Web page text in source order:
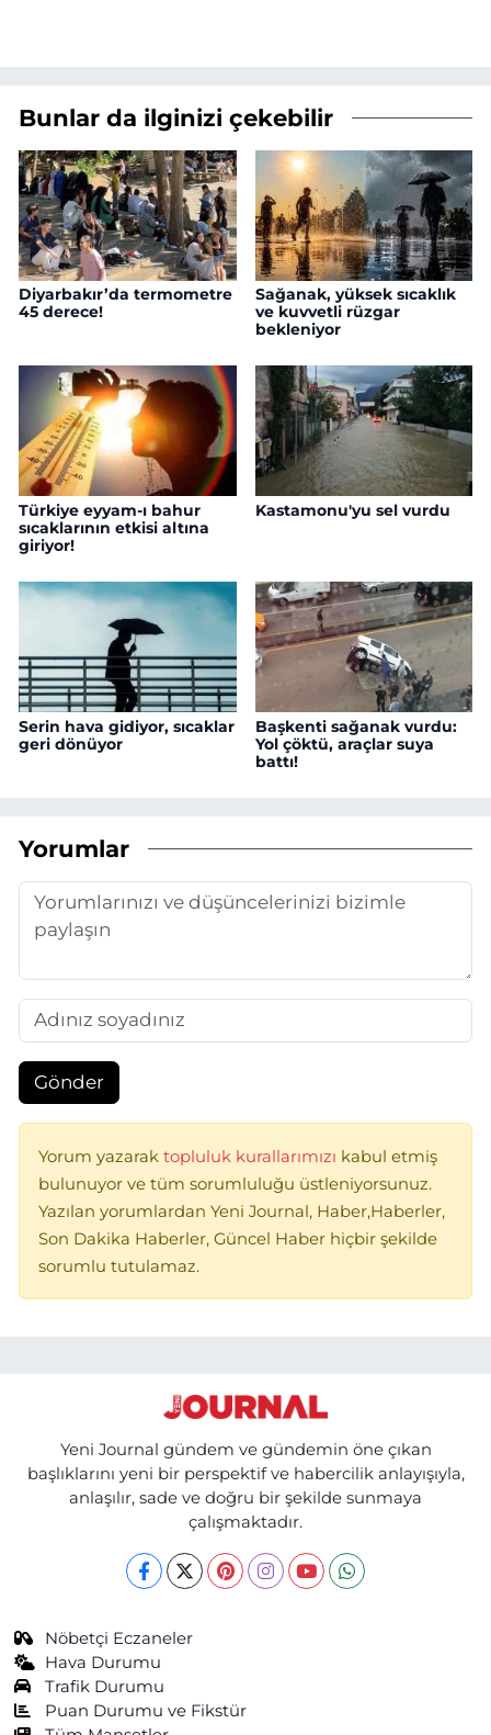
Bunlar da ilginizi çekebilir
Diyarbakır’da termometre
45 derece!
Sağanak, yüksek sıcaklık
ve kuvvetli rüzgar
bekleniyor
Türkiye eyyam-ı bahur
sıcaklarının etkisi altına
giriyor!
Kastamonu'yu sel vurdu
Serin hava gidiyor, sıcaklar
geri dönüyor
Başkenti sağanak vurdu:
Yol çöktü, araçlar suya
battı!
Yorumlar
Gönder
Yorum yazarak topluluk kurallarımızı kabul etmiş
bulunuyor ve tüm sorumluluğu üstleniyorsunuz.
Yazılan yorumlardan Yeni Journal, Haber,Haberler,
Son Dakika Haberler, Güncel Haber hiçbir şekilde
sorumlu tutulamaz.
Yeni Journal gündem ve gündemin öne çıkan
başlıklarını yeni bir perspektif ve habercilik anlayışıyla,
anlaşılır, sade ve doğru bir şekilde sunmaya
çalışmaktadır.
Nöbetçi Eczaneler
Hava Durumu
Trafik Durumu
Puan Durumu ve Fikstür